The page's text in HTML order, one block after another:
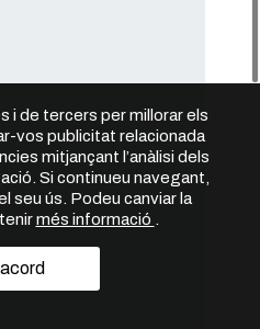
i de tercers per millorar els
vos publicitat relacionada
mitjançant l’anàlisi dels
Si continueu navegant,
seu ús. Podeu canviar la
més informació